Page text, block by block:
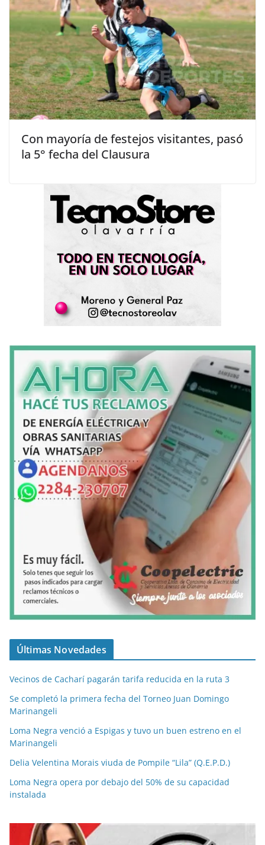
Con mayoría de festejos visitantes, pasó
la 5° fecha del Clausura
Últimas Novedades
Vecinos de Cacharí pagarán tarifa reducida en la ruta 3
Se completó la primera fecha del Torneo Juan Domingo
Marinangeli
Loma Negra venció a Espigas y tuvo un buen estreno en el
Marinangeli
Delia Velentina Morais viuda de Pompile “Lila” (Q.E.P.D.)
Loma Negra opera por debajo del 50% de su capacidad
instalada